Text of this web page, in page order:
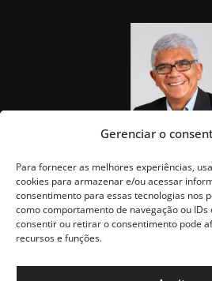
Gerenciar o
Para fornecer as melhores experiências,
cookies para armazenar e/ou acessar
consentimento para essas tecnologias nos
como comportamento de navegação ou IDs
consentir ou retirar o consentimento pode
recursos e funções.